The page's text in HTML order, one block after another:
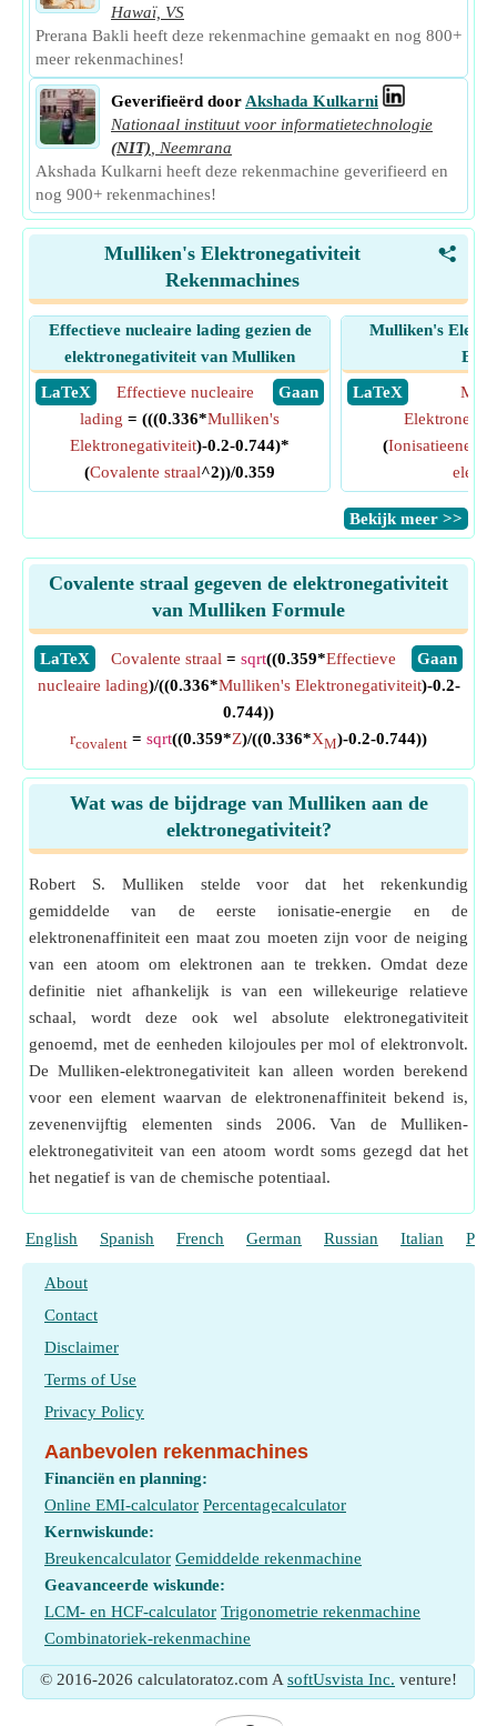
Hawaï, VS
Prerana Bakli heeft deze rekenmachine gemaakt en nog 800+
meer rekenmachines!
Geverifieërd door Akshada Kulkarni
Nationaal instituut voor informatietechnologie
(NIT)
Neemrana
Akshada Kulkarni heeft deze rekenmachine geverifieerd en
nog 900+ rekenmachines!
<
Mulliken's Elektronegativiteit
Rekenmachines
Effectieve nucleaire lading gezien de
elektronegativiteit van Mulliken
​ LaTeX
​ Gaan
Effectieve nucleaire
lading = (((0.336*Mulliken's
Elektronegativiteit)-0.2-0.744)*
(Covalente straal^2))/0.359
Mulliken's
​ LaTeX
(Ionisatieenergie
​Bekijk meer >>
Covalente straal gegeven de elektronegativiteit
van Mulliken Formule
​LaTeX ​Gaan
Covalente straal = sqrt((0.359*Effectieve
nucleaire lading)/((0.336*Mulliken's Elektronegativiteit)-0.2-
0.744))
rcovalent = sqrt((0.359*Z)/((0.336*XM)-0.2-0.744))
Wat was de bijdrage van Mulliken aan de
elektronegativiteit?
Robert S. Mulliken stelde voor dat het rekenkundig
gemiddelde van de eerste ionisatie-energie en de
elektronenaffiniteit een maat zou moeten zijn voor de neiging
van een atoom om elektronen aan te trekken. Omdat deze
definitie niet afhankelijk is van een willekeurige relatieve
schaal, wordt deze ook wel absolute elektronegativiteit
genoemd, met de eenheden kilojoules per mol of elektronvolt.
De Mulliken-elektronegativiteit kan alleen worden berekend
voor een element waarvan de elektronenaffiniteit bekend is,
zevenenvijftig elementen sinds 2006. Van de Mulliken-
elektronegativiteit van een atoom wordt soms gezegd dat het
het negatief is van de chemische potentiaal.
English Spanish French German Russian Italian
About
Contact
Disclaimer
Terms of Use
Privacy Policy
Aanbevolen rekenmachines
Financiën en planning:
Online EMI-calculator Percentagecalculator
Kernwiskunde:
Breukencalculator Gemiddelde rekenmachine
Geavanceerde wiskunde:
LCM- en HCF-calculator Trigonometrie rekenmachine
Combinatoriek-rekenmachine
© 2016-2026 calculatoratoz.com A softUsvista Inc. venture!